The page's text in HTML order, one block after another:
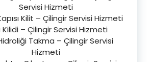
Servisi Hizmeti
Kilit – Çilingir Servisi Hizmeti
Kilidi – Çilingir Servisi Hizmeti
Takma – Çilingir Servisi
Hizmeti